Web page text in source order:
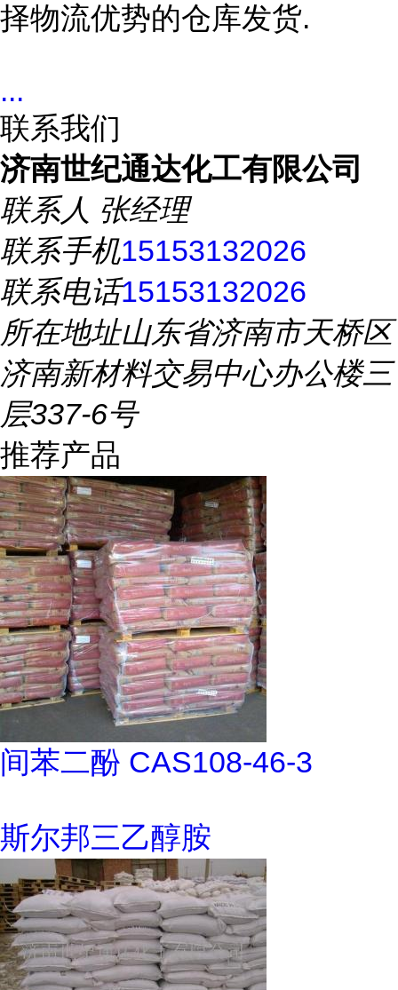
择物流优势的仓库发货.
...
联系我们
济南世纪通达化工有限公司
联系人 张经理
联系手机15153132026
联系电话15153132026
所在地址山东省济南市天桥区
济南新材料交易中心办公楼三
层337-6号
推荐产品
间苯二酚 CAS108-46-3
斯尔邦三乙醇胺